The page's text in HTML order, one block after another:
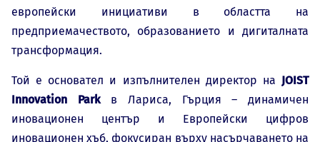
европейски инициативи в областта на
предприемачеството, образованието и дигиталната
трансформация.
Той е основател и изпълнителен директор на JOIST
Innovation Parkв Лариса, Гърция – динамичен
иновационен център и Европейски цифров
иновационен хъб, фокусиран върху насърчаването на